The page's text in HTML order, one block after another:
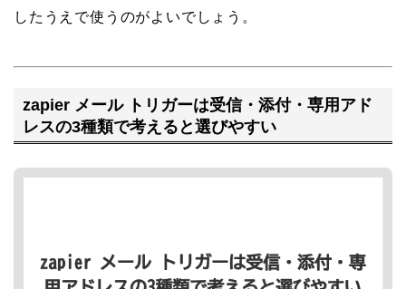
したうえで使うのがよいでしょう。
zapier メール トリガーは受信・添付・専用アド
レスの3種類で考えると選びやすい